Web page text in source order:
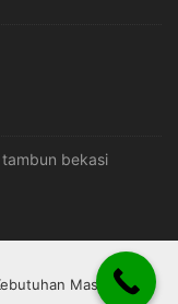
bekasi
Masjid